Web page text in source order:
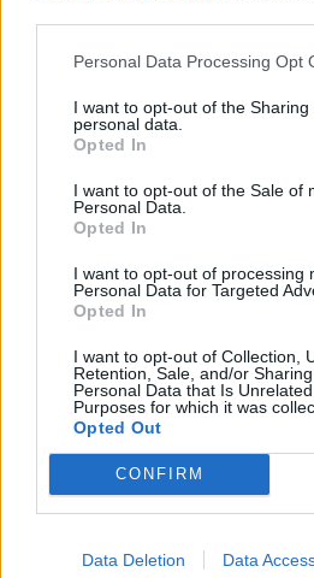
Personal Data Processing Opt
I want to opt-out of the Sharing
personal data.
Opted In
I want to opt-out of the Sale of
Personal Data.
Opted In
I want to opt-out of processing
Personal Data for Targeted
Opted In
I want to opt-out of Collection,
Retention, Sale, and/or
Personal Data that Is
Purposes for which it was
Opted Out
CONFIRM
Data Deletion Data